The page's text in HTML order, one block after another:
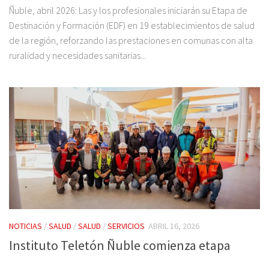
Ñuble, abril 2026: Las y los profesionales iniciarán su Etapa de
Destinación y Formación (EDF) en 19 establecimientos de salud
de la región, reforzando las prestaciones en comunas con alta
ruralidad y necesidades sanitarias...
NOTICIAS /SALUD /SALUD /SERVICIOS ABRIL 16, 2026
Instituto Teletón Ñuble comienza etapa